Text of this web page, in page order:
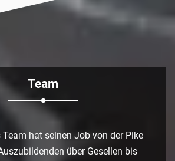
Team
Team hat seinen Job von der Pike
über Gesellen bis